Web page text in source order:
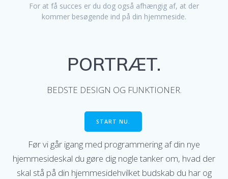
For at få succes er du dog også afhængig af, at der
kommer besøgende ind på din hjemmeside.
PORTRÆT.
BEDSTE DESIGN OG FUNKTIONER.
START NU.
Før vi går igang med programmering af din nye
hjemmesideskal du gøre dig nogle tanker om, hvad der
skal stå på din hjemmesidehvilket budskab du har og